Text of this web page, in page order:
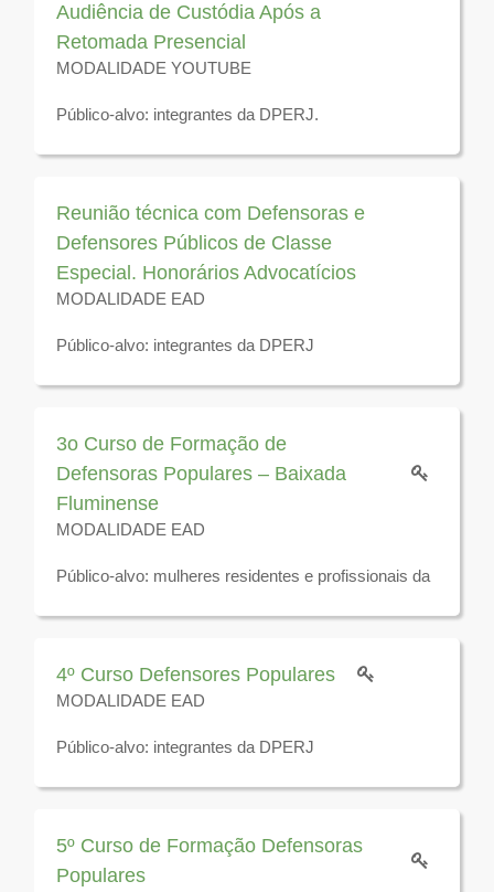
Audiência de Custódia Após a
Retomada Presencial
MODALIDADE YOUTUBE
Público-alvo: integrantes da DPERJ.
Disponível para visualização até 31 de dezembro de
Reunião técnica com Defensoras e
Defensores Públicos de Classe
Especial. Honorários Advocatícios
MODALIDADE EAD
Público-alvo: integrantes da DPERJ
Disponível para visualização até 31 de dezembro de
3o Curso de Formação de
Defensoras Populares – Baixada
Fluminense
MODALIDADE EAD
Público-alvo: mulheres residentes e profissionais da
que compõem a Baixada Fluminense
Disponível para visualização até o dia 10 de
dezembro de 2025
4º Curso Defensores Populares
MODALIDADE EAD
Público-alvo: integrantes da DPERJ
2025
5º Curso de Formação Defensoras
Populares